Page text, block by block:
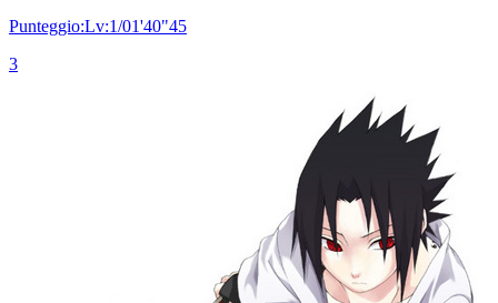
Punteggio:Lv:1/01'40"45
3